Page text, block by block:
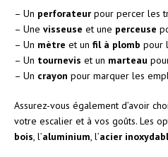
– Un perforateur pour percer les
– Une visseuse et une perceuse
– Un mètre et un fil à plomb pour
– Un tournevis et un marteau
– Un crayon pour marquer les
Assurez-vous également d’avoir
votre escalier et à vos goûts. Les
bois , l’aluminium , l’acier